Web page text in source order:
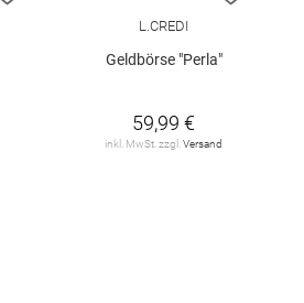
L.CREDI
Geldbörse "Perla"
59,99 €
inkl. MwSt. zzgl. Versand